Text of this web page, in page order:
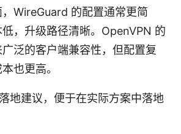
WireGuard 的配置通常更简
，升级路径清晰。OpenVPN 的
泛的客户端兼容性，但配置复
也更高。
地建议，便于在实际方案中落地